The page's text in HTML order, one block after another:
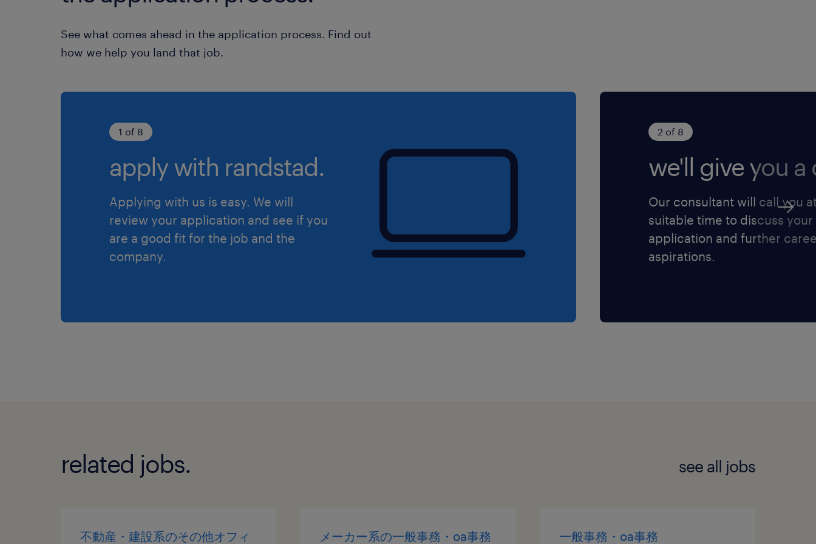
See what comes ahead in the application process. Find out
how we help you land that job.
1 of 8
apply with randstad.
Applying with us is easy. We will
review your application and see if you
are a good fit for the job and the
company.
2 of 8
we'll give you a
Our consultant will call you
suitable time to discuss your
application and further
aspirations.
related jobs. see all jobs
不動産・建設系のその他オフィ メーカー系の一般事務・oa事務 一般事務・oa事務